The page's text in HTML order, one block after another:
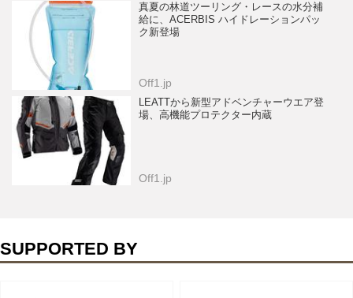
真夏の林道ツーリング・レースの水分補
給に、ACERBIS ハイドレーションパッ
ク新登場
Off1.jp
LEATTから新型アドベンチャーウエア登
場、高機能プロテクター内蔵
Off1.jp
SUPPORTED BY